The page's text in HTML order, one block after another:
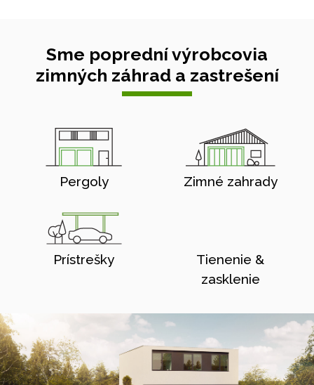
Sme poprední výrobcovia
zimných záhrad a zastrešení
Pergoly Zimné zahrady
Prístrešky
Tienenie &
zasklenie